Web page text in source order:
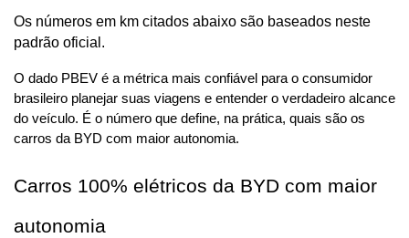
Os números em km citados abaixo são baseados neste
padrão oficial.
O dado PBEV é a métrica mais confiável para o consumidor
brasileiro planejar suas viagens e entender o verdadeiro alcance
do veículo. É o número que define, na prática, quais são os
carros da BYD com maior autonomia.
Carros 100% elétricos da BYD com maior
autonomia